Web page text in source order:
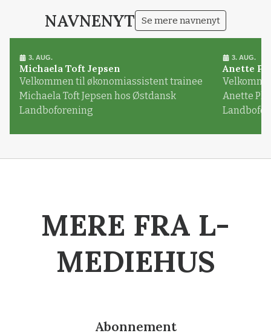
NAVNENYT Se mere navnenyt
3. AUG.
Michaela Toft Jepsen
Velkommen til økonomiassistent trainee
Michaela Toft Jepsen hos Østdansk
Landboforening
3. AUG.
Anette
Anette
MERE FRA L-
MEDIEHUS
Abonnement